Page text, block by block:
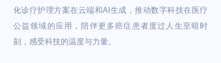
化诊疗护理方案在云端和AI生成，推动数字科技在医疗
公益领域的应用，陪伴更多癌症患者度过人生至暗时
刻，感受科技的温度与力量。